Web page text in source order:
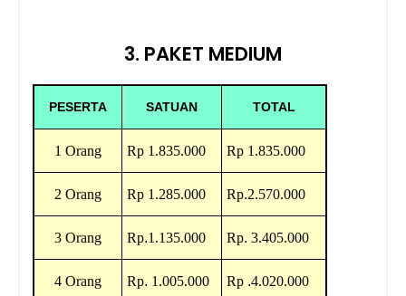
3. PAKET MEDIUM
PESERTA SATUAN TOTAL
1 Orang Rp 1.835.000 Rp 1.835.000
2 Orang Rp 1.285.000 Rp.2.570.000
3 Orang Rp.1.135.000 Rp. 3.405.000
4 Orang Rp. 1.005.000 Rp .4.020.000